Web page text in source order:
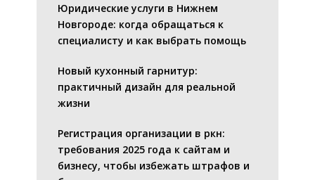
Юридические услуги в Нижнем
Новгороде: когда обращаться к
специалисту и как выбрать помощь
Новый кухонный гарнитур:
практичный дизайн для реальной
жизни
Регистрация организации в ркн:
требования 2025 года к сайтам и
бизнесу, чтобы избежать штрафов и